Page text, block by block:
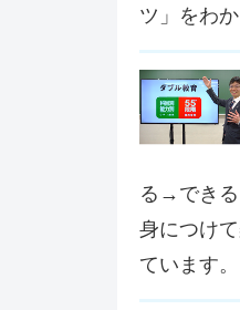
ツ」をわ
る→でき
身につけ
ています。